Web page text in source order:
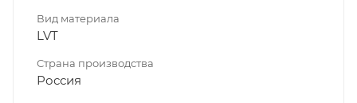
Вид материала
LVT
Страна производства
Россия